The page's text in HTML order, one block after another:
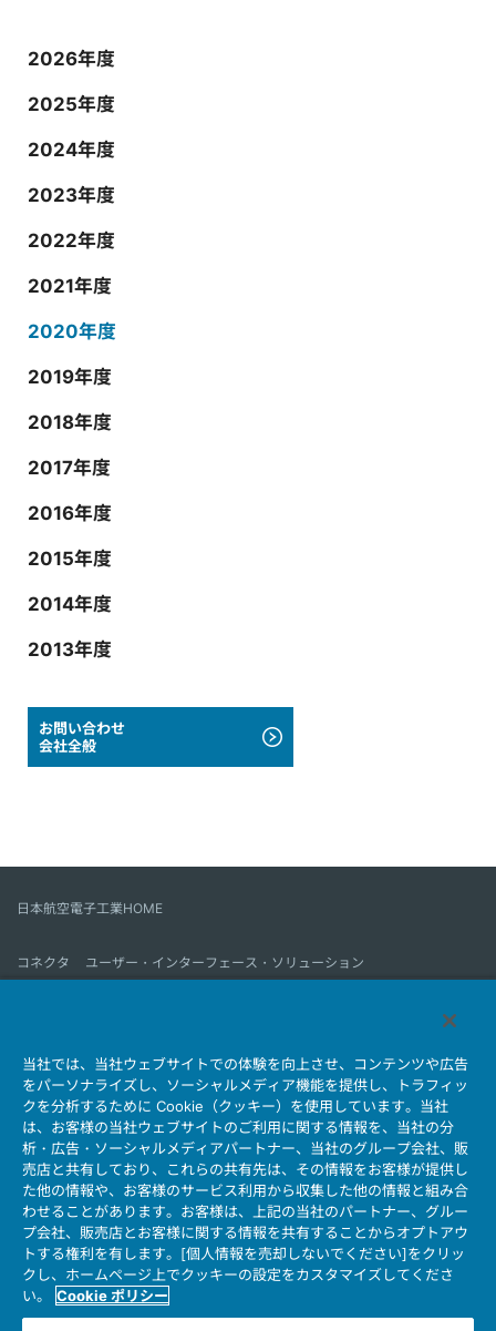
2026年度
2025年度
2024年度
2023年度
2022年度
2021年度
2020年度
2019年度
2018年度
2017年度
2016年度
2015年度
2014年度
2013年度
お問い合わせ
会社全般
日本航空電子工業HOME
コネクタ
ユーザー・インターフェース・ソリューション
会社情報 サステナビリティ IR情報 採用情報
会社情報新着一覧
製品情報新着一覧
サイトマップ お問い合わせ
個人情報保護ポリシー
JAE Cookie Policy
ウェブアクセシビリティ方針
マイナンバー情報保護ポリシー
当社ウェブサイトのご利用について
ソーシャルメディア公式アカウント運用ポリシー
当社では、当社ウェブサイトでの体験を向上させ、コンテンツや広告
をパーソナライズし、ソーシャルメディア機能を提供し、トラフィッ
クを分析するために Cookie（クッキー）を使用しています。当社
は、お客様の当社ウェブサイトのご利用に関する情報を、当社の分
析・広告・ソーシャルメディアパートナー、当社のグループ会社、販
売店と共有しており、これらの共有先は、その情報をお客様が提供し
た他の情報や、お客様のサービス利用から収集した他の情報と組み合
わせることがあります。お客様は、上記の当社のパートナー、グルー
プ会社、販売店とお客様に関する情報を共有することからオプトアウ
トする権利を有します。[個人情報を売却しないでください]をクリッ
クし、ホームページ上でクッキーの設定をカスタマイズしてくださ
い。
Cookie ポリシー